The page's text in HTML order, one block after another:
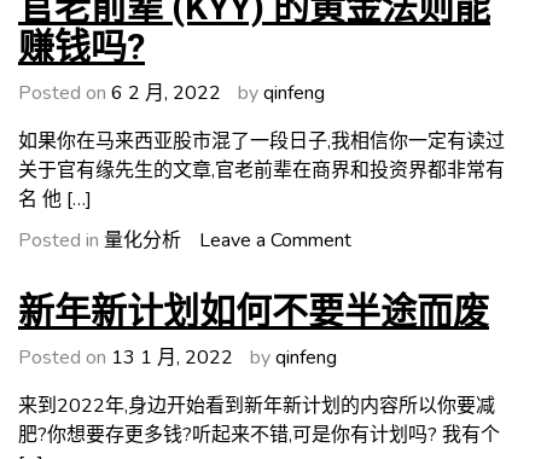
测
卖
策
到
人
性
Thing
赚钱吗?
Posted on 6 2 月, 2022 byqinfeng
如果你在马来西亚股市混了一段日子,我相信你一定有读过
关于官有缘先生的文章,官老前辈在商界和投资界都非常有
名 他 […]
Posted in 量化分析 Leave a Commenton
老
前
的
黄
新年新计划如何不要半途而废
Posted on 13 1 月, 2022 byqinfeng
来到2022年,身边开始看到新年新计划的内容所以你要减
肥?你想要存更多钱?听起来不错,可是你有计划吗? 我有个